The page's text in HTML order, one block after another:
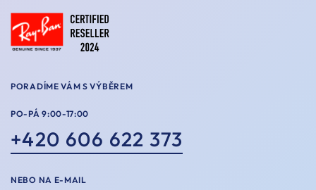
PORADÍME VÁM S VÝBĚREM
PO-PÁ 9:00-17:00
+420 606 622 373
NEBO NA E-MAIL